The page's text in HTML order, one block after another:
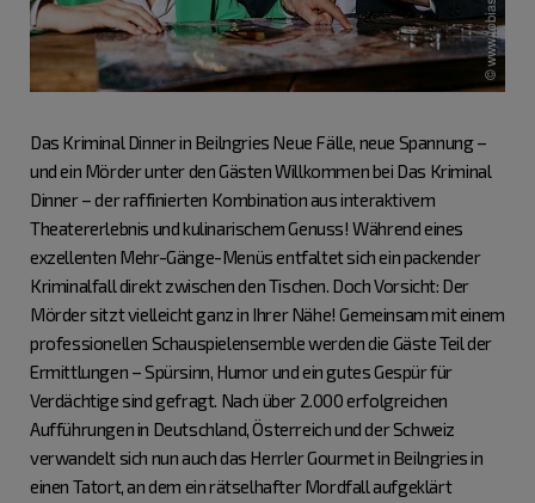
Das Kriminal Dinner in Beilngries Neue Fälle, neue Spannung –
und ein Mörder unter den Gästen Willkommen bei Das Kriminal
Dinner – der raffinierten Kombination aus interaktivem
Theatererlebnis und kulinarischem Genuss! Während eines
exzellenten Mehr-Gänge-Menüs entfaltet sich ein packender
Kriminalfall direkt zwischen den Tischen. Doch Vorsicht: Der
Mörder sitzt vielleicht ganz in Ihrer Nähe! Gemeinsam mit einem
professionellen Schauspielensemble werden die Gäste Teil der
Ermittlungen – Spürsinn, Humor und ein gutes Gespür für
Verdächtige sind gefragt. Nach über 2.000 erfolgreichen
Aufführungen in Deutschland, Österreich und der Schweiz
verwandelt sich nun auch das Herrler Gourmet in Beilngries in
einen Tatort, an dem ein rätselhafter Mordfall aufgeklärt